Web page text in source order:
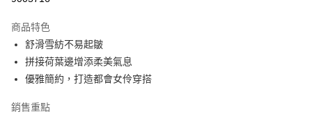
付款後萊爾富取貨
每筆NT$60，滿NT$1,000(含以上)免運費
7-11取貨付款
每筆NT$60，滿NT$1,000(含以上)免運費
商品特色
舒滑雪紡不易起皺
拼接荷葉邊增添柔美氣息
優雅簡約，打造都會女伶穿搭
銷售重點